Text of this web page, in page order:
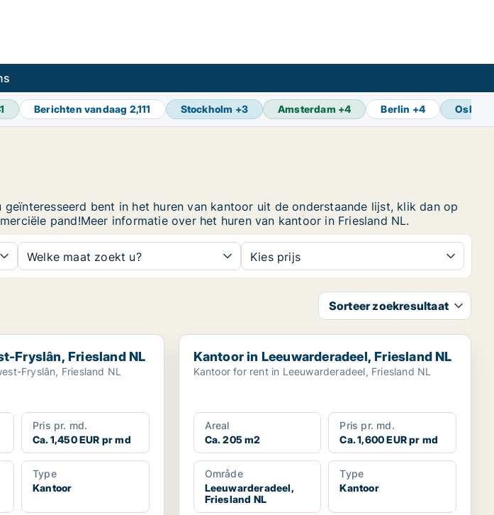
Berichten vandaag 2,111 Stockholm +3 Amsterdam +4 Berlin +4 Oslo
bent in het huren van kantoor uit de onderstaande lijst, klik dan op
pand!Meer informatie over het huren van kantoor in Friesland NL.
Welke maat zoekt u? Kies prijs
Sorteer zoekresultaat
Friesland NL
Fryslân, Friesland NL
Fryslân, Friesland NL
Pris pr. md.
Ca. 1,450 EUR pr md
Type
Kantoor
Kantoor in Leeuwarderadeel, Friesland NL
Kantoor in Leeuwarderadeel, Friesland NL
Kantoor for rent in Leeuwarderadeel, Friesland NL
Areal
Ca. 205 m2
Pris pr. md.
Ca. 1,600 EUR pr md
Område
Leeuwarderadeel,
Friesland NL
Type
Kantoor